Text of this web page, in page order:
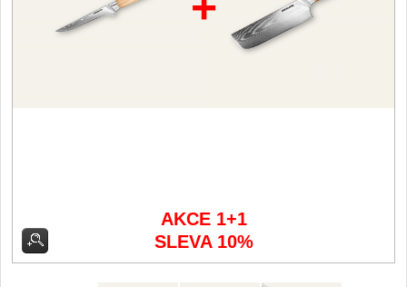
Vykosťovací nože
Japonské nože
AKCE 1+1
SLEVA 10%